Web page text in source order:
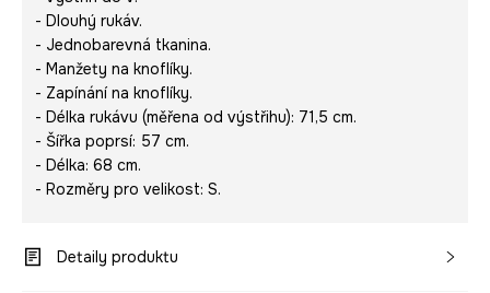
- Dlouhý rukáv.
- Jednobarevná tkanina.
- Manžety na knoflíky.
- Zapínání na knoflíky.
- Délka rukávu (měřena od výstřihu): 71,5 cm.
- Šířka poprsí: 57 cm.
- Délka: 68 cm.
- Rozměry pro velikost: S.
Detaily produktu